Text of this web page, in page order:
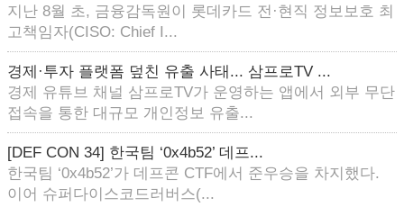
지난 8월 초, 금융감독원이 롯데카드 전·현직 정보보호 최
고책임자(CISO: Chief I...
경제·투자 플랫폼 덮친 유출 사태... 삼프로TV ...
경제 유튜브 채널 삼프로TV가 운영하는 앱에서 외부 무단
접속을 통한 대규모 개인정보 유출...
[DEF CON 34] 한국팀 ‘0x4b52’ 데프...
한국팀 ‘0x4b52’가 데프콘 CTF에서 준우승을 차지했다.
이어 슈퍼다이스코드러버스(...